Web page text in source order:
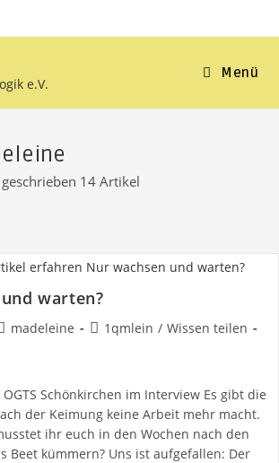
Menü
14 Artikel
warten?
madeleine
Beitrags-
1qmlein / Wissen teilen
Schönkirchen im Interview Es gibt die
der Keimung keine Arbeit mehr macht.
ihr euch in den Wochen nach den
Beet kümmern? Uns ist aufgefallen: Der